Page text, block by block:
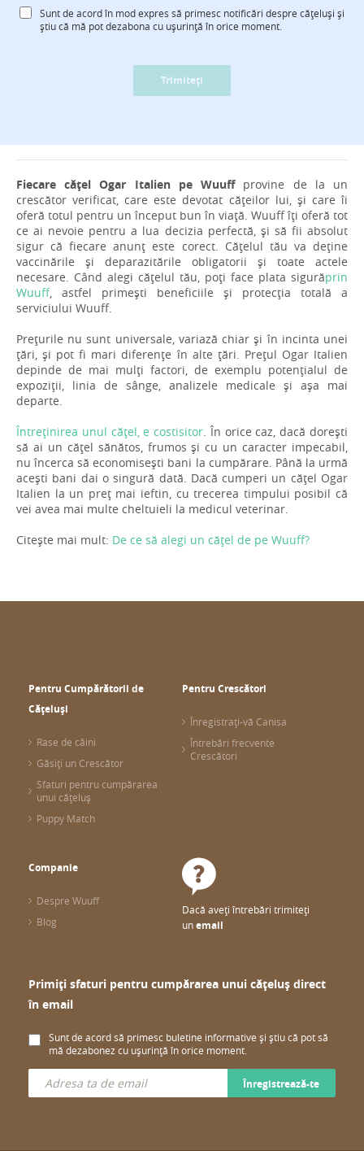
Sunt de acord în mod expres să primesc notificări despre cățeluși și
știu că mă pot dezabona cu ușurință în orice moment.
Trimiteți
Fiecare cățel Ogar Italien pe Wuuffprovine de la un
crescător verificat, care este devotat cățeilor lui, și care îi
oferă totul pentru un început bun în viață. Wuuff îți oferă tot
ce ai nevoie pentru a lua decizia perfectă, și să fii absolut
sigur că fiecare anunț este corect. Cățelul tău va deține
vaccinările și deparazitările obligatorii și toate actele
necesare. Când alegi cățelul tău, poți face plata sigurăprin
Wuuff, astfel primești beneficiile și protecția totală a
serviciului Wuuff.
Prețurile nu sunt universale, variază chiar și în incinta unei
țări, și pot fi mari diferențe în alte țări. Prețul Ogar Italien
depinde de mai mulți factori, de exemplu potențialul de
expoziții, linia de sânge, analizele medicale și așa mai
departe.
Întreținirea unul cățel, e costisitor . În orice caz, dacă dorești
să ai un cățel sănătos, frumos și cu un caracter impecabil,
nu încerca să economisești bani la cumpărare. Până la urmă
acești bani dai o singură dată. Dacă cumperi un cățel Ogar
Italien la un preț mai ieftin, cu trecerea timpului posibil că
vei avea mai multe cheltuieli la medicul veterinar.
Citește mai mult: De ce să alegi un cățel de pe Wuuff?
Pentru Cumpărătorii de
Cățeluși
Rase de câini
Găsiți un Crescător
Sfaturi pentru cumpărarea
unui cățeluș
Puppy Match
Pentru Crescători
Înregistrați-vă Canisa
Întrebări frecvente
Crescători
Companie
Despre Wuuff
Blog
Dacă aveți întrebări trimiteți
unemail
Primiți sfaturi pentru cumpărarea unui cățeluș direct
în email
Sunt de acord să primesc buletine informative și știu că pot să
mă dezabonez cu ușurință în orice moment.
Înregistrează-te